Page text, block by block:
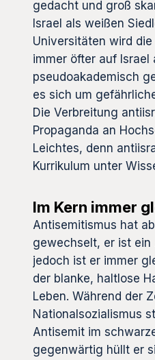
gedacht und groß
Israel als weißen
Universitäten wird
immer öfter auf Israel
pseudoakademisch
es sich um
Die Verbreitung
Propaganda an
Leichtes, denn
Kurrikulum unter
Im Kern immer
Antisemitismus hat
gewechselt, er ist ein
jedoch ist er immer
der blanke, haltlose
Leben. Während der
Nationalsozialismus
Antisemit im
gegenwärtig hüllt er